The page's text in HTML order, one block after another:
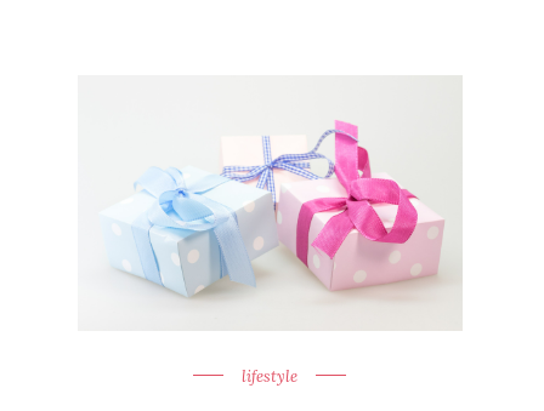
lifestyle